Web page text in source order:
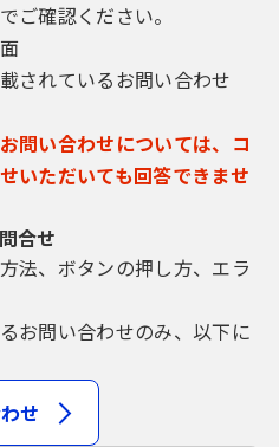
ご確認ください。
されているお問い合わせ
問い合わせについては、コ
いただいても回答できませ
合せ
法、ボタンの押し方、エラ
お問い合わせのみ、以下に
せ